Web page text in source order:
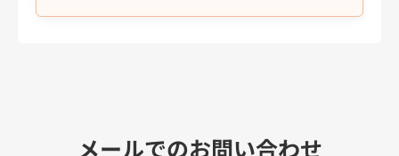
メールでのお問い合わせ